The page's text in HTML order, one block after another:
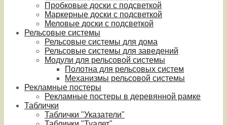
Пробковые доски с подсветкой
Маркерные доски с подсветкой
Меловые доски с подсветкой
Рельсовые системы
Рельсовые системы для дома
Рельсовые системы для заведений
Модули для рельсовой системы
Полотна для рельсовых систем
Механизмы рельсовой системы
Рекламные постеры
Рекламные постеры в деревянной рамке
Таблички
Таблички "Указатели"